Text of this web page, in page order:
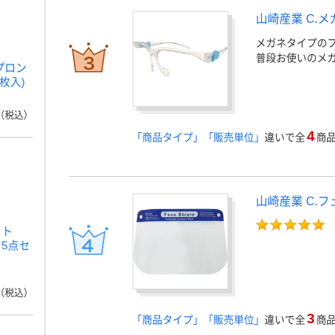
山崎産業 C.メ
メガネタイプの
普段お使いのメ
「商品タイプ」「販売単位」 違いで全4 商
山崎産業 C.フ
「商品タイプ」「販売単位」 違いで全3 商
ロン
入)
（税込）
点セ
（税込）